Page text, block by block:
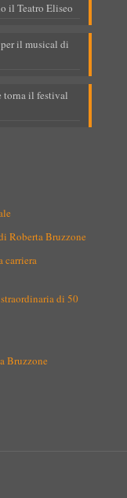
il Teatro Eliseo
il musical di
torna il festival
Roberta Bruzzone
carriera
di 50
Bruzzone